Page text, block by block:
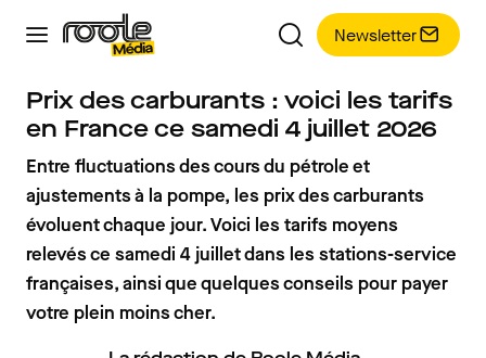
Newsletter
Prix des carburants : voici les tarifs
en France ce samedi 4 juillet 2026
Entre fluctuations des cours du pétrole et
ajustements à la pompe, les prix des carburants
évoluent chaque jour. Voici les tarifs moyens
relevés ce samedi 4 juillet dans les stations-service
françaises, ainsi que quelques conseils pour payer
votre plein moins cher.